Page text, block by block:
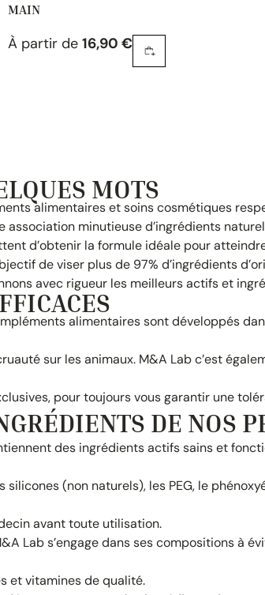
MAIN
À partir de16,90€
MOTS
alimentaires et soins cosmétiques
minutieuse d’ingrédients
d’obtenir la formule idéale pour
de viser plus de 97% d’ingrédients
avec rigueur les meilleurs actifs et
alimentaires sont développés
sur les animaux. M&A Lab c’est
pour toujours vous garantir une
DE NOS
des ingrédients actifs sains et
(non naturels), les PEG, le
avant toute utilisation.
Lab s’engage dans ses compositions à
et vitamines de qualité.